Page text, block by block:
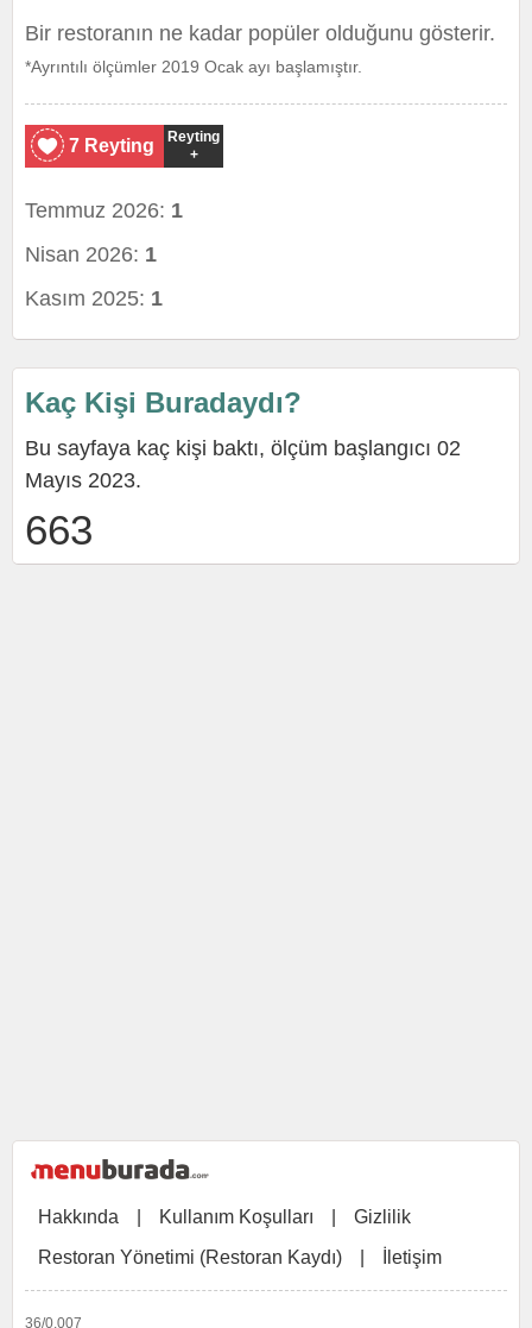
Bir restoranın ne kadar popüler olduğunu gösterir.
*Ayrıntılı ölçümler 2019 Ocak ayı başlamıştır.
7 Reyting
Reyting
+
Temmuz 2026: 1
Nisan 2026: 1
Kasım 2025: 1
Kaç Kişi Buradaydı?
Bu sayfaya kaç kişi baktı, ölçüm başlangıcı 02
Mayıs 2023.
663
Hakkında Kullanım Koşulları
Gizlilik
Restoran Yönetimi (Restoran Kaydı)
İletişim
36/0,007